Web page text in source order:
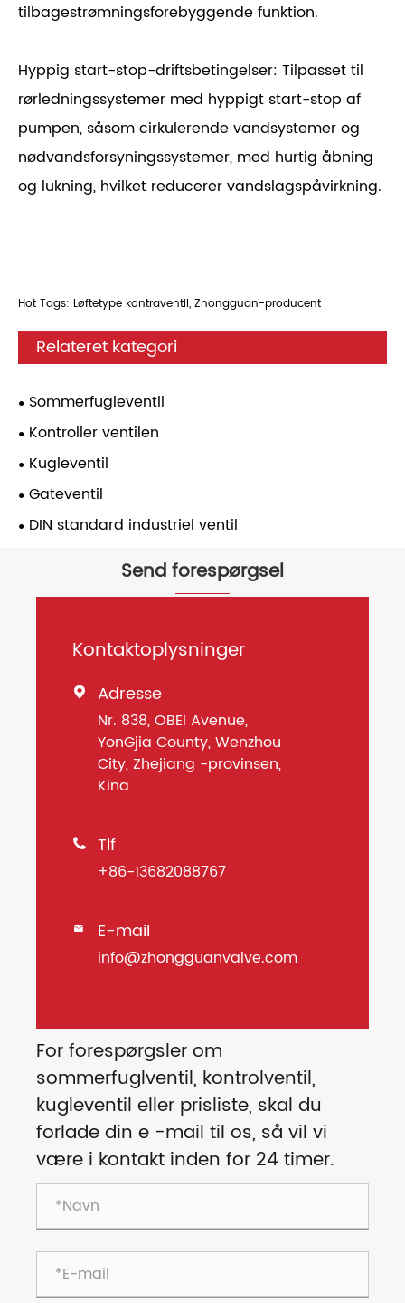
tilbagestrømningsforebyggende funktion.
Hyppig start-stop-driftsbetingelser: Tilpasset til
rørledningssystemer med hyppigt start-stop af
pumpen, såsom cirkulerende vandsystemer og
nødvandsforsyningssystemer, med hurtig åbning
og lukning, hvilket reducerer vandslagspåvirkning.
Hot Tags: Løftetype kontraventil, Zhongguan-producent
Relateret kategori
Sommerfugleventil
Kontroller ventilen
Kugleventil
Gateventil
DIN standard industriel ventil
Send forespørgsel
Kontaktoplysninger
 Adresse
Nr. 838, OBEI Avenue,
YonGjia County, Wenzhou
City, Zhejiang -provinsen,
Kina
 Tlf
+86-13682088767
 E-mail
info@zhongguanvalve.com
For forespørgsler om
sommerfuglventil, kontrolventil,
kugleventil eller prisliste, skal du
forlade din e -mail til os, så vil vi
være i kontakt inden for 24 timer.